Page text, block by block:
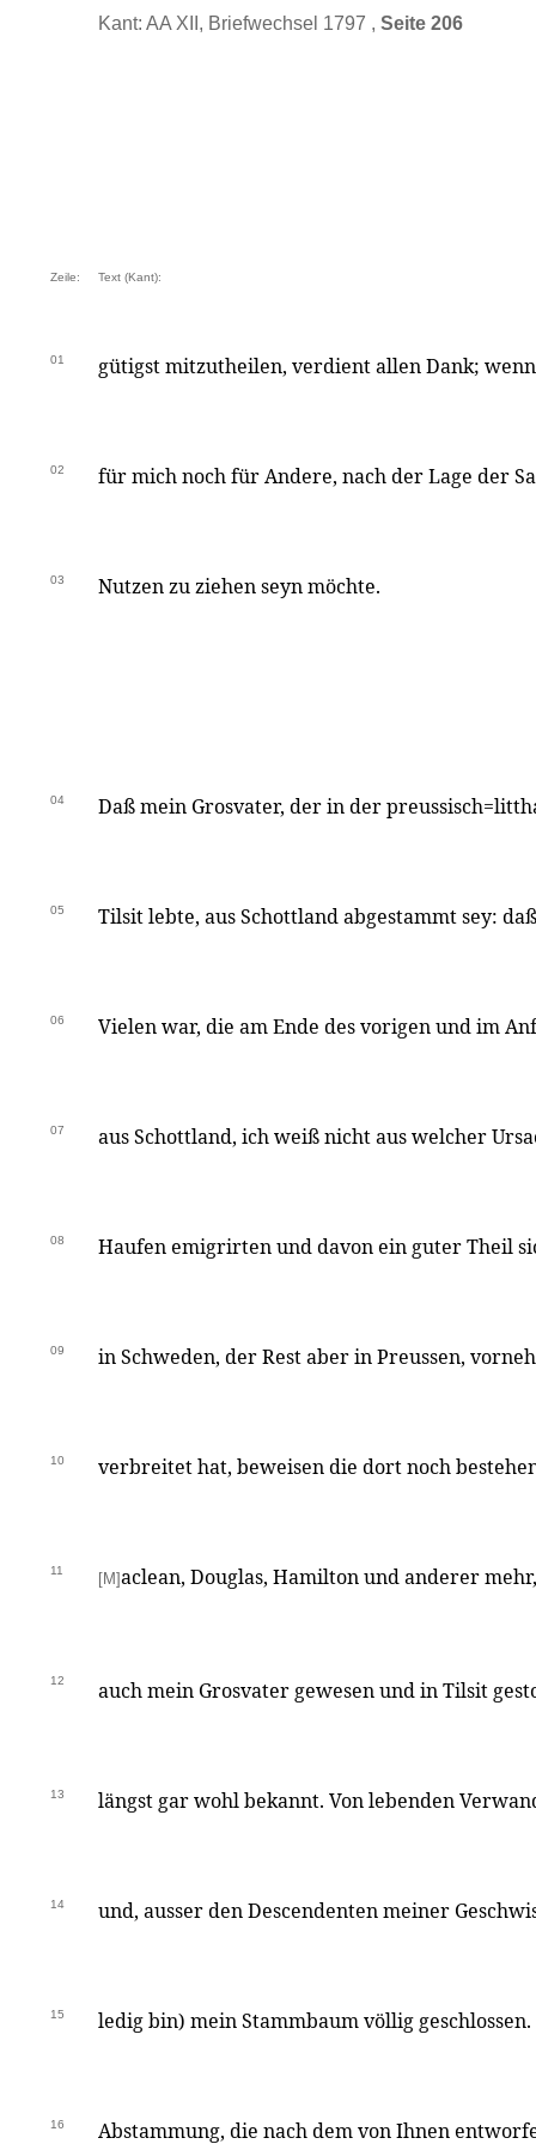
Kant: AA XII, Briefwechsel 1797 , Seite 206
Zeile: Text (Kant):
01 gütigst mitzutheilen, verdient allen Dank;
02 für mich noch für Andere, nach der Lage der
03 Nutzen zu ziehen seyn möchte.
04 Daß mein Grosvater, der in der
05 Tilsit lebte, aus Schottland abgestammt sey:
06 Vielen war, die am Ende des vorigen und im
07 aus Schottland, ich weiß nicht aus welcher
08 Haufen emigrirten und davon ein guter Theil
09 in Schweden, der Rest aber in Preussen,
10 verbreitet hat, beweisen die dort noch
11 [M]aclean, Douglas, Hamilton und anderer
12 auch mein Grosvater gewesen und in Tilsit
13 längst gar wohl bekannt. Von lebenden
14 und, ausser den Descendenten meiner
15 ledig bin) mein Stammbaum völlig
16 Abstammung, die nach dem von Ihnen